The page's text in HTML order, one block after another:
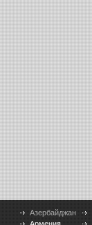
Азербайджан